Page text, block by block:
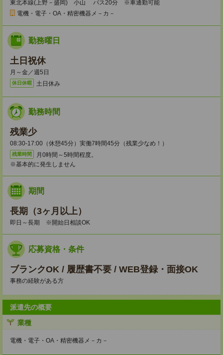
東北本線(上野－盛岡) 小山 バス20分 ※車通勤可能
電機・電子・OA・精密機器メ－カ－
勤務曜日
土日祝休
月～金／週5日
休日休暇 土日休み
勤務時間
残業少
08:30-17:00（休憩45分）実働7時間45分（残業少なめ！）
残業時間
月0時間～5時間程度。
※基本的に発生しません
期間
長期（3ヶ月以上）
即日～長期 ※開始日相談OK
応募資格・条件
ブランクOK / 履歴書不要 / WEB登録・面接OK
事務の経験がある方
派遣先の概要
業種
電機・電子・OA・精密機器メ－カ－